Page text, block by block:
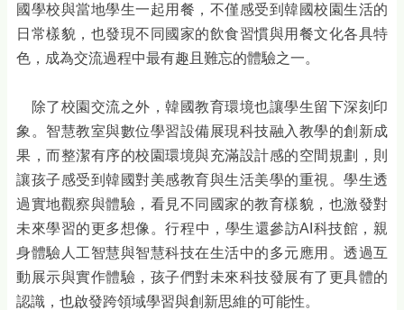
國學校與當地學生一起用餐，不僅感受到韓國校園生活的
日常樣貌，也發現不同國家的飲食習慣與用餐文化各具特
色，成為交流過程中最有趣且難忘的體驗之一。
除了校園交流之外，韓國教育環境也讓學生留下深刻印
象。智慧教室與數位學習設備展現科技融入教學的創新成
果，而整潔有序的校園環境與充滿設計感的空間規劃，則
讓孩子感受到韓國對美感教育與生活美學的重視。學生透
過實地觀察與體驗，看見不同國家的教育樣貌，也激發對
未來學習的更多想像。行程中，學生還參訪AI科技館，親
身體驗人工智慧與智慧科技在生活中的多元應用。透過互
動展示與實作體驗，孩子們對未來科技發展有了更具體的
認識，也啟發跨領域學習與創新思維的可能性。